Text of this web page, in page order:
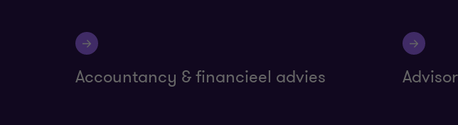
Accountancy & financieel advies